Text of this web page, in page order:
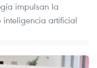
impulsan la
artificial